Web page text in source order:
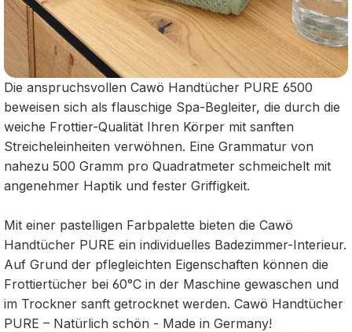
Die anspruchsvollen Cawö Handtücher PURE 6500
beweisen sich als flauschige Spa-Begleiter, die durch die
weiche Frottier-Qualität Ihren Körper mit sanften
Streicheleinheiten verwöhnen. Eine Grammatur von
nahezu 500 Gramm pro Quadratmeter schmeichelt mit
angenehmer Haptik und fester Griffigkeit.
Mit einer pastelligen Farbpalette bieten die Cawö
Handtücher PURE ein individuelles Badezimmer-Interieur.
Auf Grund der pflegleichten Eigenschaften können die
Frottiertücher bei 60°C in der Maschine gewaschen und
im Trockner sanft getrocknet werden. Cawö Handtücher
PURE – Natürlich schön - Made in Germany!